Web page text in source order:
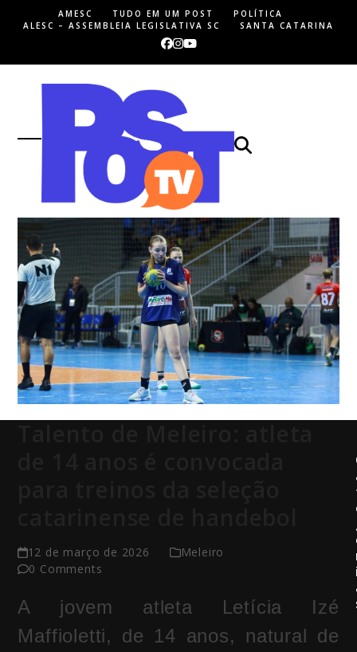
AMESC TUDO EM UM POST
POLÍTICA
ALESC – ASSEMBLEIA LEGISLATIVA SC
SANTA CATARINA
Facebook
Instagram
YouTube
Open
mobile
menu
Close
mobile
menu
12 de março de 2026
Meleiro
0 Comments
A jovem atleta Letícia Izé
Maffioletti, de 14 anos, natural de